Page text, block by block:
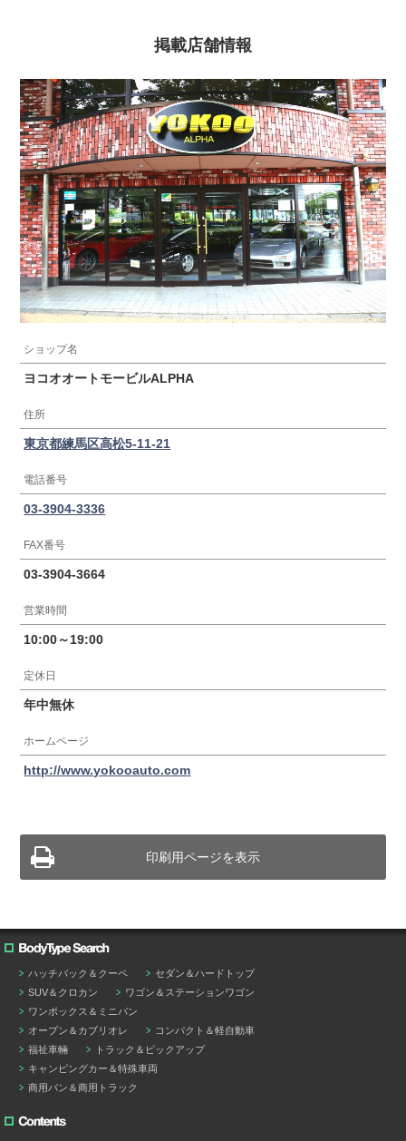
掲載店舗情報
ショップ名
ヨコオオートモービルALPHA
住所
東京都練馬区高松5-11-21
電話番号
03-3904-3336
FAX番号
03-3904-3664
営業時間
10:00～19:00
定休日
年中無休
ホームページ
http://www.yokooauto.com
印刷用ページを表示
ハッチバック＆クーペ
セダン＆ハードトップ
SUV＆クロカン
ワゴン＆ステーションワゴン
ワンボックス＆ミニバン
オープン＆カブリオレ
コンパクト＆軽自動車
福祉車輛
トラック＆ピックアップ
キャンピングカー＆特殊車両
商用バン＆商用トラック